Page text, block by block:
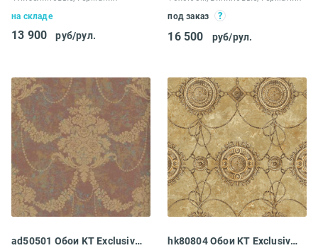
на складе
13 900 руб/рул.
под заказ
16 500 руб/рул.
ad50501 Обои KT Exclusive Champagne Damasks hk80804 Обои KT Exclusive Lennox Hill